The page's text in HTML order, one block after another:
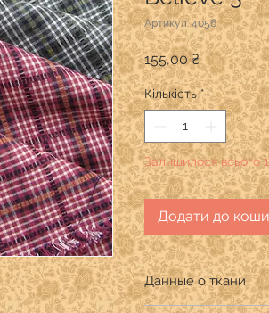
Артикул: 4056
155,00 ₴Ціна
Кількість *
Залишилося всього 1
Додати до
Данные о ткани